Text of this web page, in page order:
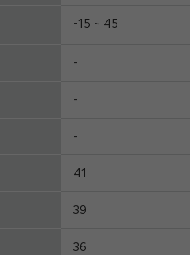
-15 ~ 45
-
-
-
41
39
36